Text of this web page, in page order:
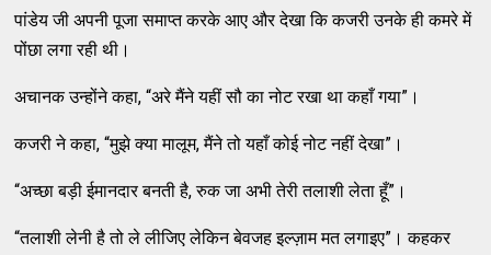
पांडेय जी अपनी पूजा समाप्त करके आए और देखा कि कजरी उनके ही कमरे में
पोंछा लगा रही थी।
अचानक उन्होंने कहा, “अरे मैंने यहीं सौ का नोट रखा था कहाँ गया”।
कजरी ने कहा, “मुझे क्या मालूम, मैंने तो यहाँ कोई नोट नहीं देखा”।
“अच्छा बड़ी ईमानदार बनती है, रुक जा अभी तेरी तलाशी लेता हूँ”।
“तलाशी लेनी है तो ले लीजिए लेकिन बेवजह इल्ज़ाम मत लगाइए”। कहकर